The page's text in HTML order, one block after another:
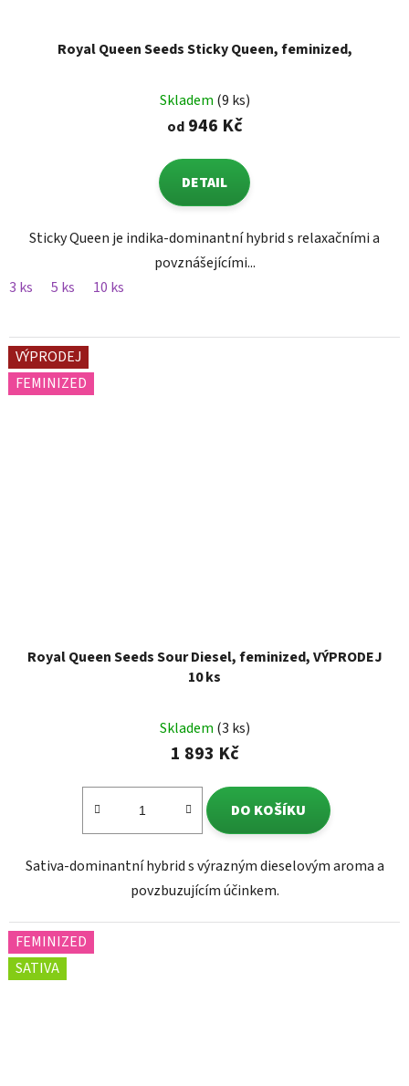
Royal Queen Seeds Sticky Queen, feminized,
Skladem (9 ks)
od946 Kč
DETAIL
Sticky Queen je indika-dominantní hybrid s relaxačními a
povznášejícími...
3 ks
5 ks 10 ks
VÝPRODEJ
FEMINIZED
Royal Queen Seeds Sour Diesel, feminized, VÝPRODEJ
10 ks
Skladem (3 ks)
1 893 Kč
DO KOŠÍKU
Sativa-dominantní hybrid s výrazným dieselovým aroma a
povzbuzujícím účinkem.
FEMINIZED
SATIVA